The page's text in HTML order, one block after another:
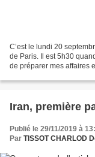
C’est le lundi 20
de Paris. Il est 5h30
de préparer mes affaires
Iran, première
Publié le 29/11/2019 à
Par TISSOT CHARLOD